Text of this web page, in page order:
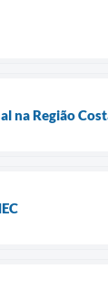
na Região